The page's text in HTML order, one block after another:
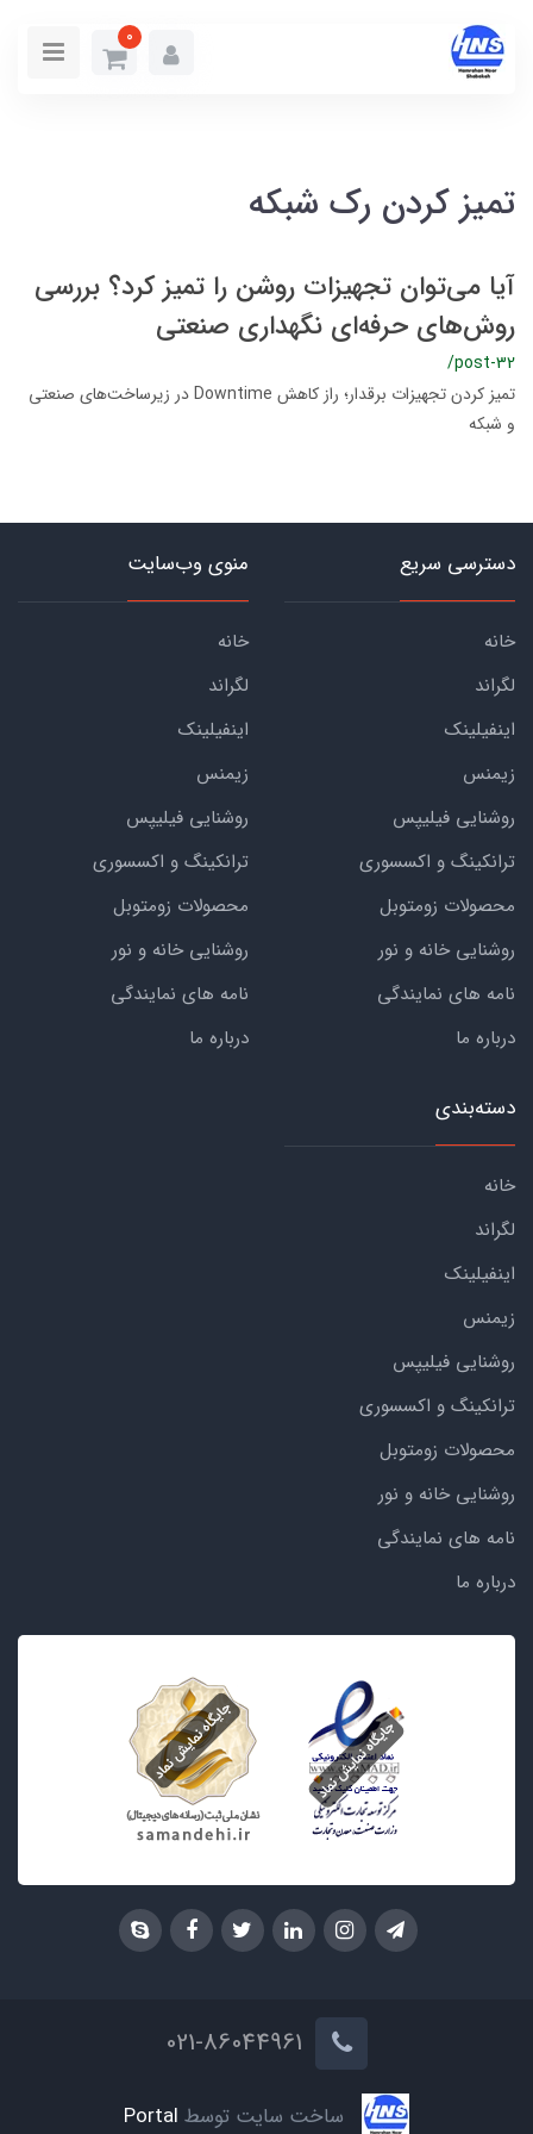
0
تمیز کردن رک شبکه
آیا می‌توان تجهیزات روشن را تمیز کرد؟ بررسی
روش‌های حرفه‌ای نگهداری صنعتی
/post-32
تمیز کردن تجهیزات برقدار؛ راز کاهش Downtime در زیرساخت‌های صنعتی
و شبکه
دسترسی سریع
خانه
لگراند
اینفیلینک
زیمنس
روشنایی فیلیپس
ترانکینگ و اکسسوری
محصولات زومتوبل
روشنایی خانه و نور
نامه های نمایندگی
درباره ما
منوی وب‌سایت
خانه
لگراند
اینفیلینک
زیمنس
روشنایی فیلیپس
ترانکینگ و اکسسوری
محصولات زومتوبل
روشنایی خانه و نور
نامه های نمایندگی
درباره ما
دسته‌بندی
خانه
لگراند
اینفیلینک
زیمنس
روشنایی فیلیپس
ترانکینگ و اکسسوری
محصولات زومتوبل
روشنایی خانه و نور
نامه های نمایندگی
درباره ما
ساخت سایت توسط Portal